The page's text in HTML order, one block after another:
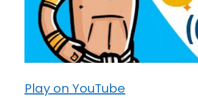
Play on YouTube